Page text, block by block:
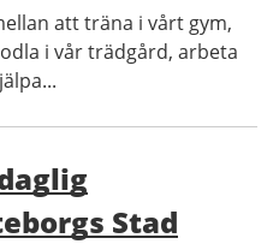
att träna i vårt gym,
i vår trädgård, arbeta
Stad